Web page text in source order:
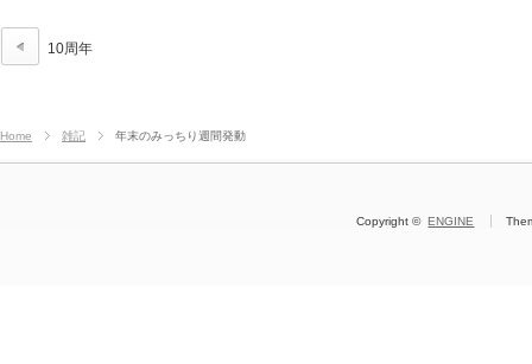
10周年
Home 雑記 年末のみっちり週間発動
Copyright ©ENGINE